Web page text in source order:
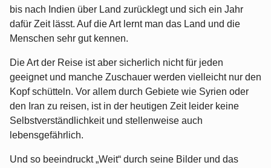
bis nach Indien über Land zurücklegt und sich ein Jahr
dafür Zeit lässt. Auf die Art lernt man das Land und die
Menschen sehr gut kennen.
Die Art der Reise ist aber sicherlich nicht für jeden
geeignet und manche Zuschauer werden vielleicht nur den
Kopf schütteln. Vor allem durch Gebiete wie Syrien oder
den Iran zu reisen, ist in der heutigen Zeit leider keine
Selbstverständlichkeit und stellenweise auch
lebensgefährlich.
Und so beeindruckt „Weit“ durch seine Bilder und das